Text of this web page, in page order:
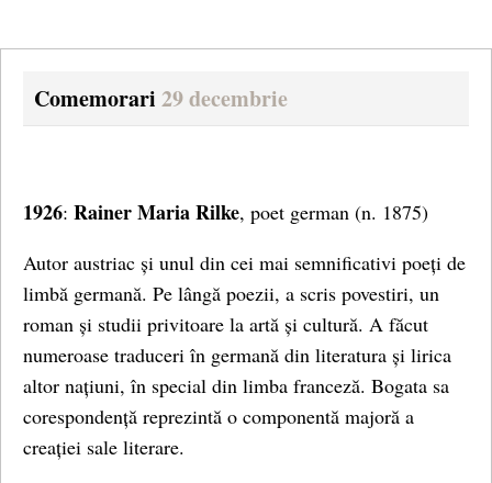
Comemorari 29 decembrie
1926: Rainer Maria Rilke, poet german (n. 1875)
Autor austriac și unul din cei mai semnificativi poeți de
limbă germană. Pe lângă poezii, a scris povestiri, un
roman și studii privitoare la artă și cultură. A făcut
numeroase traduceri în germană din literatura și lirica
altor națiuni, în special din limba franceză. Bogata sa
corespondență reprezintă o componentă majoră a
creației sale literare.